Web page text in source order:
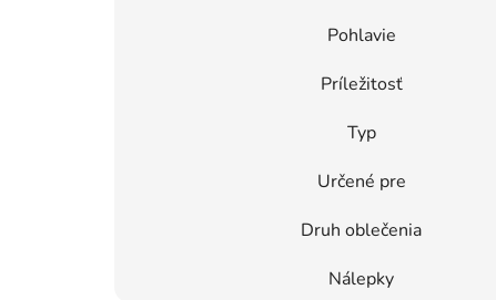
Pohlavie
Príležitosť
Typ
Určené pre
Druh oblečenia
Nálepky